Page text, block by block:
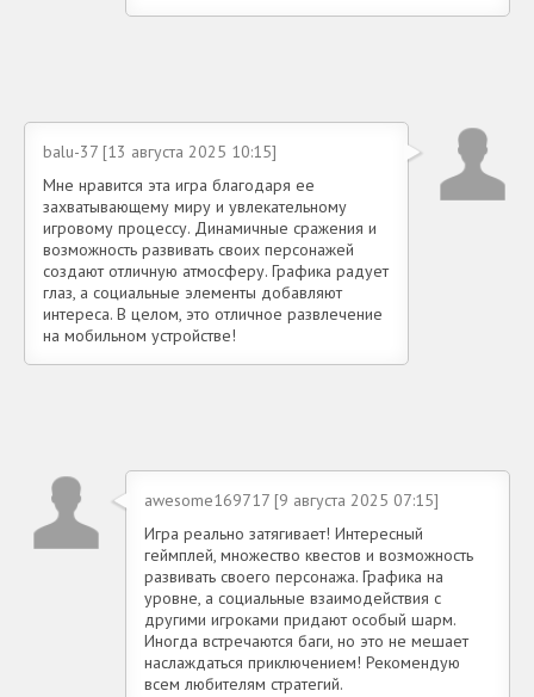
balu-37 [13 августа 2025 10:15]
Мне нравится эта игра благодаря ее
захватывающему миру и увлекательному
игровому процессу. Динамичные сражения и
возможность развивать своих персонажей
создают отличную атмосферу. Графика радует
глаз, а социальные элементы добавляют
интереса. В целом, это отличное развлечение
на мобильном устройстве!
awesome169717 [9 августа 2025 07:15]
Игра реально затягивает! Интересный
геймплей, множество квестов и возможность
развивать своего персонажа. Графика на
уровне, а социальные взаимодействия с
другими игроками придают особый шарм.
Иногда встречаются баги, но это не мешает
наслаждаться приключением! Рекомендую
всем любителям стратегий.